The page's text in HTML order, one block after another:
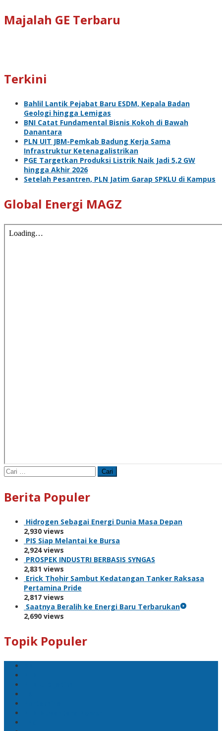
Majalah GE Terbaru
Terkini
Bahlil Lantik Pejabat Baru ESDM, Kepala Badan
Geologi hingga Lemigas
BNI Catat Fundamental Bisnis Kokoh di Bawah
Danantara
PLN UIT JBM-Pemkab Badung Kerja Sama
Infrastruktur Ketenagalistrikan
PGE Targetkan Produksi Listrik Naik Jadi 5,2 GW
hingga Akhir 2026
Setelah Pesantren, PLN Jatim Garap SPKLU di Kampus
Global Energi MAGZ
Cari
untuk:
Berita Populer
Hidrogen Sebagai Energi Dunia Masa Depan
2,930 views
PIS Siap Melantai ke Bursa
2,924 views
PROSPEK INDUSTRI BERBASIS SYNGAS
2,831 views
Erick Thohir Sambut Kedatangan Tanker Raksasa
Pertamina Pride
2,817 views
Saatnya Beralih ke Energi Baru Terbarukan
2,690 views
Topik Populer